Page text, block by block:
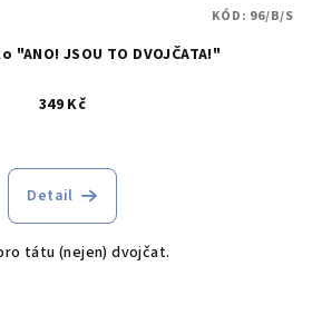
JSOU TO DVOJČATA!"
349 Kč
hodnocení
produktu
z
Detail
tátu (nejen) dvojčat.
KÓD: 96/B/S